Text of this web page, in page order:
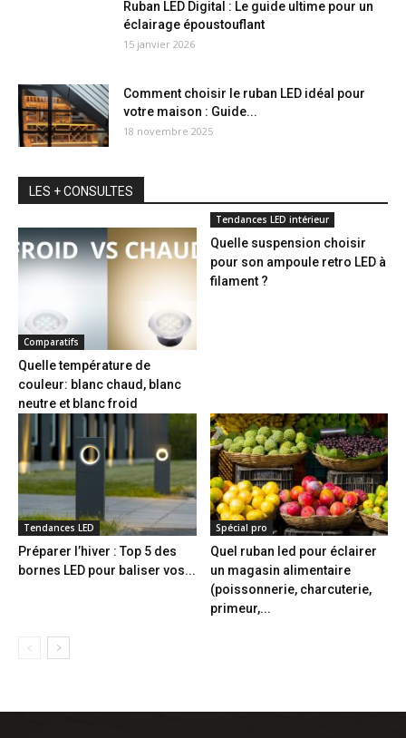
Ruban LED Digital : Le guide ultime pour un
éclairage époustouflant
15 janvier 2026
Comment choisir le ruban LED idéal pour
votre maison : Guide...
18 novembre 2025
LES + CONSULTES
Comparatifs
Quelle température de
couleur: blanc chaud, blanc
neutre et blanc froid
Tendances LED intérieur
Quelle suspension choisir
pour son ampoule retro LED à
filament ?
Tendances LED
Préparer l’hiver : Top 5 des
bornes LED pour baliser vos...
Spécial pro
Quel ruban led pour éclairer
un magasin alimentaire
(poissonnerie, charcuterie,
primeur,...